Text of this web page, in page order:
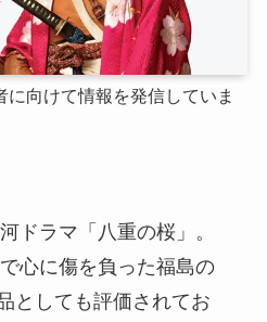
向けて情報を発信していま
ドラマ「八重の桜」。
心に傷を負った福島の
としても評価されてお